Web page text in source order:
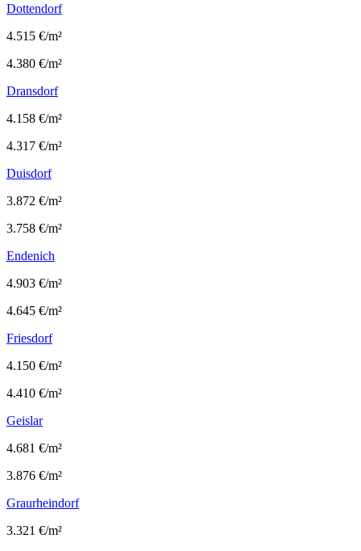
Dottendorf
4.515 €/m²
4.380 €/m²
Dransdorf
4.158 €/m²
4.317 €/m²
Duisdorf
3.872 €/m²
3.758 €/m²
Endenich
4.903 €/m²
4.645 €/m²
Friesdorf
4.150 €/m²
4.410 €/m²
Geislar
4.681 €/m²
3.876 €/m²
Graurheindorf
3.321 €/m²